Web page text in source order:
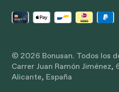
© 2026 Bonusan. Todos los
Carrer Juan Ramón Jiménez,
Alicante, España